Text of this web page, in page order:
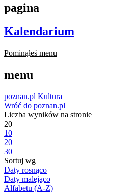
pagina
Kalendarium
Pominąłeś menu
menu
poznan.pl Kultura
Wróć do poznan.pl
Liczba wyników na stronie
20
10
20
30
Sortuj wg
Daty rosnąco
Daty malejąco
Alfabetu (A-Z)